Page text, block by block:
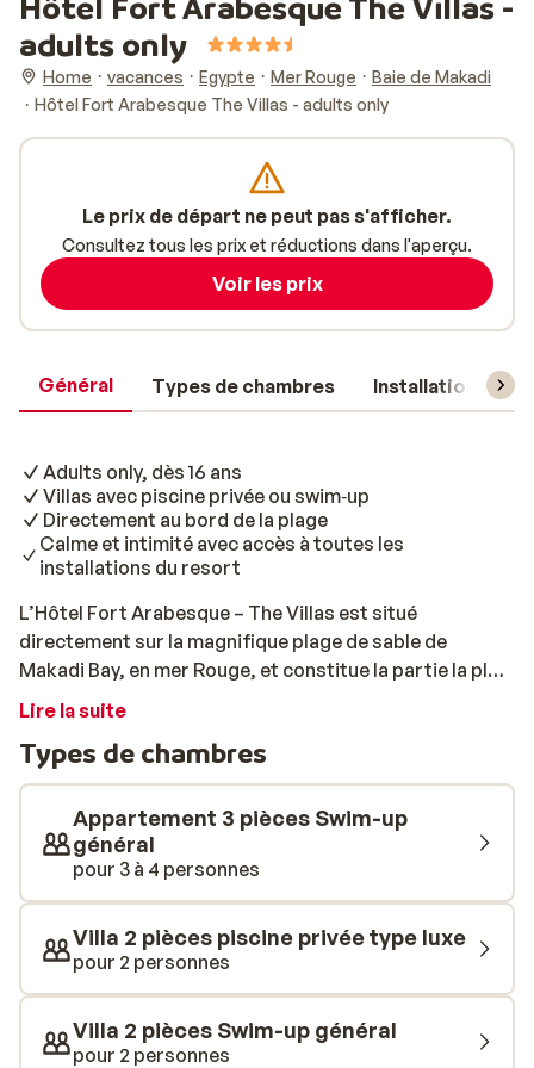
adults only
Home vacances Egypte Mer Rouge
Baie de Makadi
Hôtel Fort Arabesque The Villas - adults only
Général Types de chambres Installations
Adults only, dès 16 ans
Villas avec piscine privée ou swim‑up
Directement au bord de la plage
Calme et intimité avec accès à toutes les
installations du resort
L’Hôtel Fort Arabesque – The Villas est situé
directement sur la magnifique plage de sable de
Makadi Bay, en mer Rouge, et constitue la partie la plus
luxueuse et exclusive de Fort Arabesque. Vous y
personnalisé, tout en ayant accès à l’ensemble des
installations du resort. Vous séjournez dans de
spacieuses villas d’une ou deux chambres, dotées d’un
salon séparé et d’une terrasse. Selon le type choisi,
vous plongez directement dans une piscine swim‑up ou
profitez d’une piscine privée. L’aménagement est
lumineux, confortable et pensé pour offrir un véritable
espace de détente. Les villas à deux chambres
garantissent une intimité supplémentaire à ceux qui
choix est vaste. Plusieurs restaurants vous accueillent,
Lire la suite
Types de chambres
Appartement 3 pièces Swim-up
général
pour 3 à 4 personnes
Villa 2 pièces piscine privée type luxe
pour 2 personnes
Villa 2 pièces Swim-up général
pour 2 personnes
Le prix de départ ne peut pas s'afficher.
Consultez tous les prix et réductions dans l'aperçu.
Voir les prix